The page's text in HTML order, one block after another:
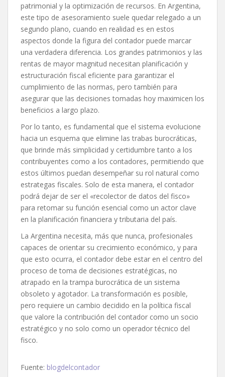
patrimonial y la optimización de recursos. En Argentina,
este tipo de asesoramiento suele quedar relegado a un
segundo plano, cuando en realidad es en estos
aspectos donde la figura del contador puede marcar
una verdadera diferencia. Los grandes patrimonios y las
rentas de mayor magnitud necesitan planificación y
estructuración fiscal eficiente para garantizar el
cumplimiento de las normas, pero también para
asegurar que las decisiones tomadas hoy maximicen los
beneficios a largo plazo.
Por lo tanto, es fundamental que el sistema evolucione
hacia un esquema que elimine las trabas burocráticas,
que brinde más simplicidad y certidumbre tanto a los
contribuyentes como a los contadores, permitiendo que
estos últimos puedan desempeñar su rol natural como
estrategas fiscales. Solo de esta manera, el contador
podrá dejar de ser el «recolector de datos del fisco»
para retomar su función esencial como un actor clave
en la planificación financiera y tributaria del país.
La Argentina necesita, más que nunca, profesionales
capaces de orientar su crecimiento económico, y para
que esto ocurra, el contador debe estar en el centro del
proceso de toma de decisiones estratégicas, no
atrapado en la trampa burocrática de un sistema
obsoleto y agotador. La transformación es posible,
pero requiere un cambio decidido en la política fiscal
que valore la contribución del contador como un socio
estratégico y no solo como un operador técnico del
fisco.
Fuente: blogdelcontador